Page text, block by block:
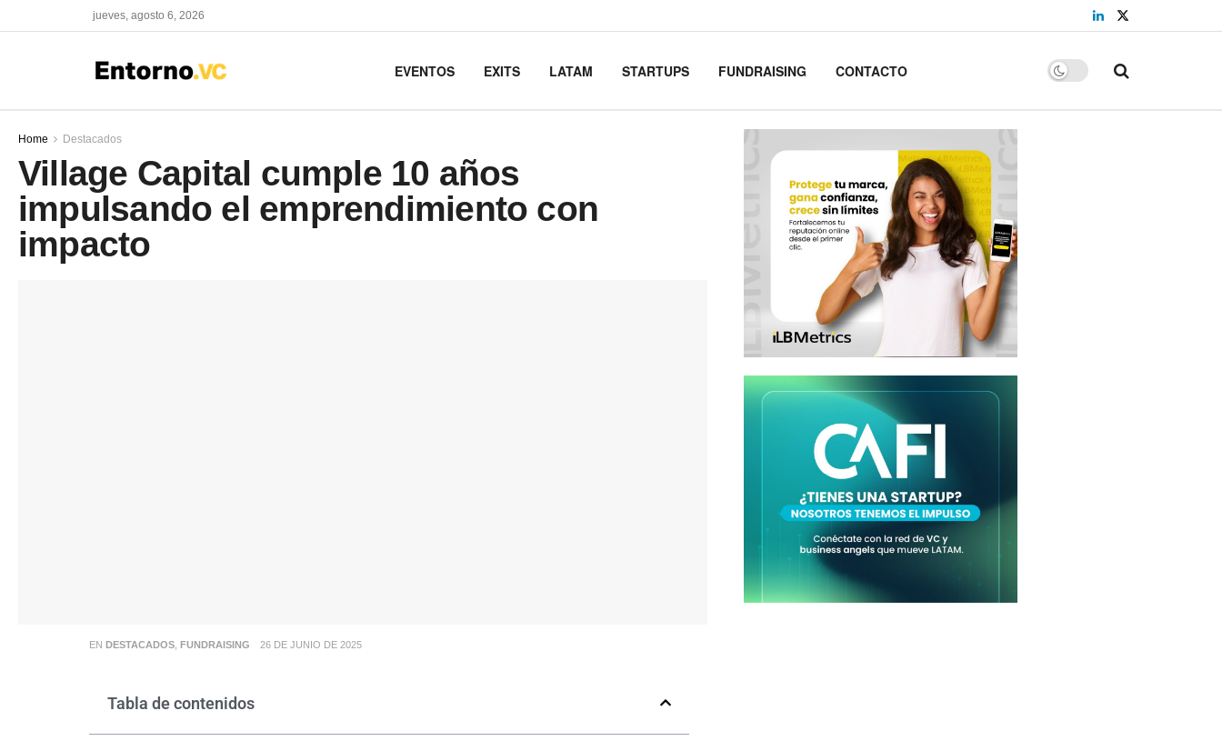
jueves, agosto 6, 2026
EVENTOS EXITS LATAM STARTUPS FUNDRAISING CONTACTO
Home Destacados
Village Capital cumple 10 años
impulsando el emprendimiento con
impacto
EN DESTACADOS, FUNDRAISING 26 DE JUNIO DE 2025
Tabla de contenidos